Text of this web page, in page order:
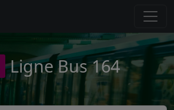
Ligne Bus 164